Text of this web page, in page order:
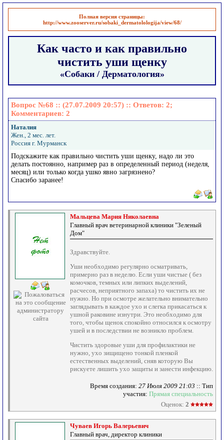
Полная версия страницы:
http://www.zooserver.ru/sobaki_dermatolologija/view/68/
Как часто и как правильно
чистить уши щенку
«Собаки / Дерматология»
Вопрос №68 :: (27.07.2009 20:57) :: Ответов: 2;
Комментариев: 2
Наталия
Жен., 2 мес. лет.
Россия г. Мурманск
Подскажите как правильно чистить уши щенку, надо ли это
делать постоянно, например раз в определенный период (неделя,
месяц) или только когда ушко явно загрязнено?
Спасибо заранее!
Мальцева Мария Николаевна
Главный врач ветеринарной клиники "Зеленый
Дом"
Здравствуйте.
Уши необходимо регулярно осматривать,
примерно раз в неделю. Если уши чистые ( без
комочков, темных или липких выделений,
расчесов, неприятного запаха) то чистить их не
нужно. Но при осмотре желательно внимательно
заглядывать в каждое ухо и слегка прикасаться к
ушной раковине изнутри. Это необходимо для
того, чтобы щенок спокойно относился к осмотру
ушей и в последствии не возникло проблем.
Чистить здоровые уши для профилактики не
нужно, ухо зищищено тонкой пленкой
естественных выделений, сняв которую Вы
рискуете лишить ухо защиты и занести инфекцию.
Время создания: 27 Июля 2009 21:03 :: Тип
участия: Прямая специальность
Оценок: 2
Чуваев Игорь Валерьевич
Главный врач, директор клиники